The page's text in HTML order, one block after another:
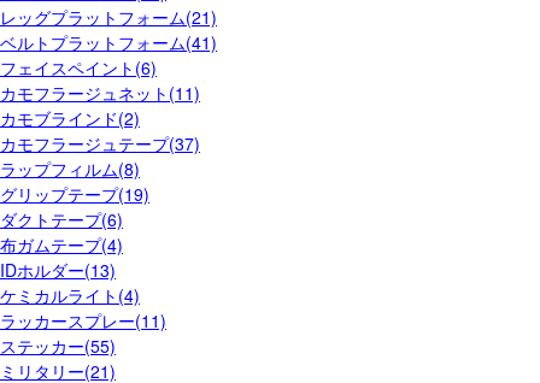
レッグプラットフォーム(21)
ベルトプラットフォーム(41)
フェイスペイント(6)
カモフラージュネット(11)
カモブラインド(2)
カモフラージュテープ(37)
ラップフィルム(8)
グリップテープ(19)
ダクトテープ(6)
布ガムテープ(4)
IDホルダー(13)
ケミカルライト(4)
ラッカースプレー(11)
ステッカー(55)
ミリタリー(21)